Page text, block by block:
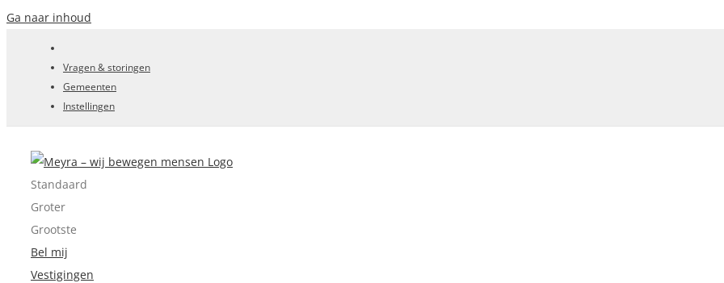
Ga naar inhoud
Vragen & storingen
Gemeenten
Instellingen
Standaard
Groter
Grootste
Bel mij
Vestigingen